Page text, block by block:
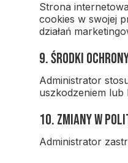
Strona
cookies w swojej
działań
9. Środki
Administrator
uszkodzeniem
10. Zmiany w
Administrator